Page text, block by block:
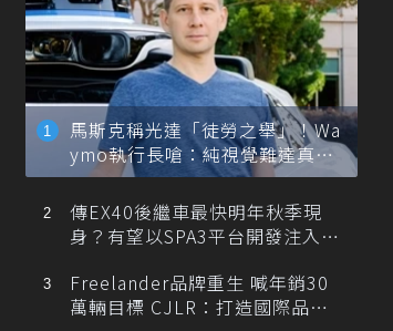
馬斯克稱光達「徒勞之舉」！Wa
ymo執行長嗆：純視覺難達真正
自動駕駛
傳EX40後繼車最快明年秋季現
身？有望以SPA3平台開發注入80
Freelander品牌重生 喊年銷30
萬輛目標 CJLR：打造國際品牌